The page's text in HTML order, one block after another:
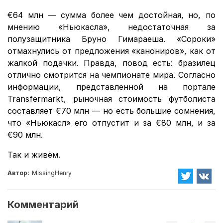
€64 млн — сумма более чем достойная, но, по
мнению «Ньюкасла», недостаточная за
полузащитника Бруно Гимараеша. «Сороки»
отмахнулись от предложения «канониров», как от
жалкой подачки. Правда, повод есть: бразилец
отлично смотрится на чемпионате мира. Согласно
информации, представленной на портале
Transfermarkt, рыночная стоимость футболиста
составляет €70 млн — но есть большие сомнения,
что «Ньюкасл» его отпустит и за €80 млн, и за
€90 млн.
Так и живём.
Автор: MissingHenry
Комментарий